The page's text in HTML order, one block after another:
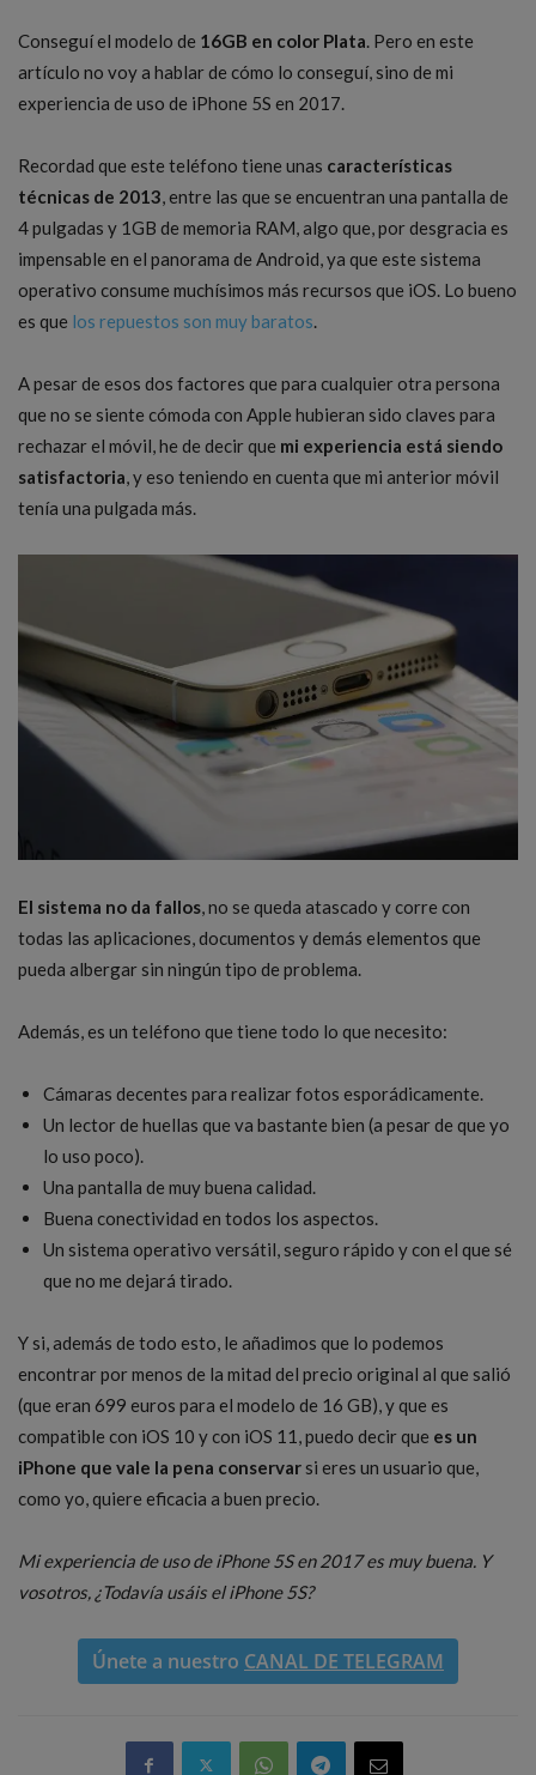
Conseguí el modelo de 16GB en color Plata. Pero en este
artículo no voy a hablar de cómo lo conseguí, sino de mi
experiencia de uso de iPhone 5S en 2017.
Recordad que este teléfono tiene unas características
técnicas de 2013, entre las que se encuentran una pantalla de
4 pulgadas y 1GB de memoria RAM, algo que, por desgracia es
impensable en el panorama de Android, ya que este sistema
operativo consume muchísimos más recursos que iOS. Lo bueno
es que los repuestos son muy baratos.
A pesar de esos dos factores que para cualquier otra persona
que no se siente cómoda con Apple hubieran sido claves para
rechazar el móvil, he de decir que mi experiencia está siendo
satisfactoria, y eso teniendo en cuenta que mi anterior móvil
tenía una pulgada más.
El sistema no da fallos, no se queda atascado y corre con
todas las aplicaciones, documentos y demás elementos que
pueda albergar sin ningún tipo de problema.
Además, es un teléfono que tiene todo lo que necesito:
Cámaras decentes para realizar fotos esporádicamente.
Un lector de huellas que va bastante bien (a pesar de que yo
lo uso poco).
Una pantalla de muy buena calidad.
Buena conectividad en todos los aspectos.
Un sistema operativo versátil, seguro rápido y con el que sé
que no me dejará tirado.
Y si, además de todo esto, le añadimos que lo podemos
encontrar por menos de la mitad del precio original al que salió
(que eran 699 euros para el modelo de 16 GB), y que es
compatible con iOS 10 y con iOS 11, puedo decir que es un
iPhone que vale la pena conservarsi eres un usuario que,
como yo, quiere eficacia a buen precio.
Mi experiencia de uso de iPhone 5S en 2017 es muy buena. Y
vosotros, ¿Todavía usáis el iPhone 5S?
Únete a nuestro CANAL DE TELEGRAM